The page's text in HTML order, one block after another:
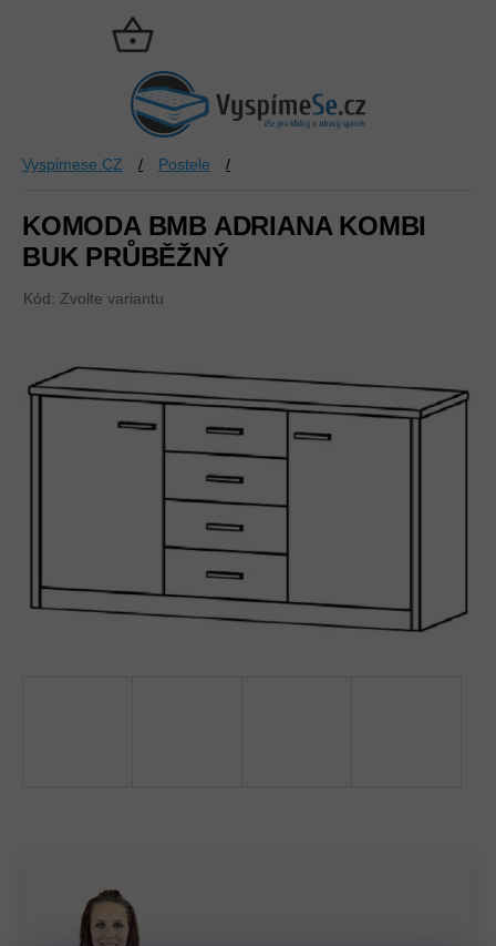
NÁKUPNÍ
KOŠÍK
Vyspimese.CZ / Postele /
KOMODA BMB ADRIANA KOMBI
BUK PRŮBĚŽNÝ
Kód: Zvolte variantu